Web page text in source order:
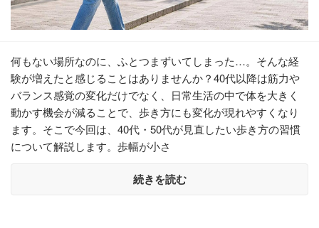
何もない場所なのに、ふとつまずいてしまった…。そんな経
験が増えたと感じることはありませんか？40代以降は筋力や
バランス感覚の変化だけでなく、日常生活の中で体を大きく
動かす機会が減ることで、歩き方にも変化が現れやすくなり
ます。そこで今回は、40代・50代が見直したい歩き方の習慣
について解説します。歩幅が小さ
続きを読む